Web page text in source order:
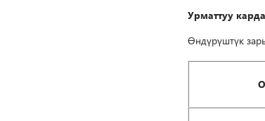
Урматтуу
Өндүрүштүк